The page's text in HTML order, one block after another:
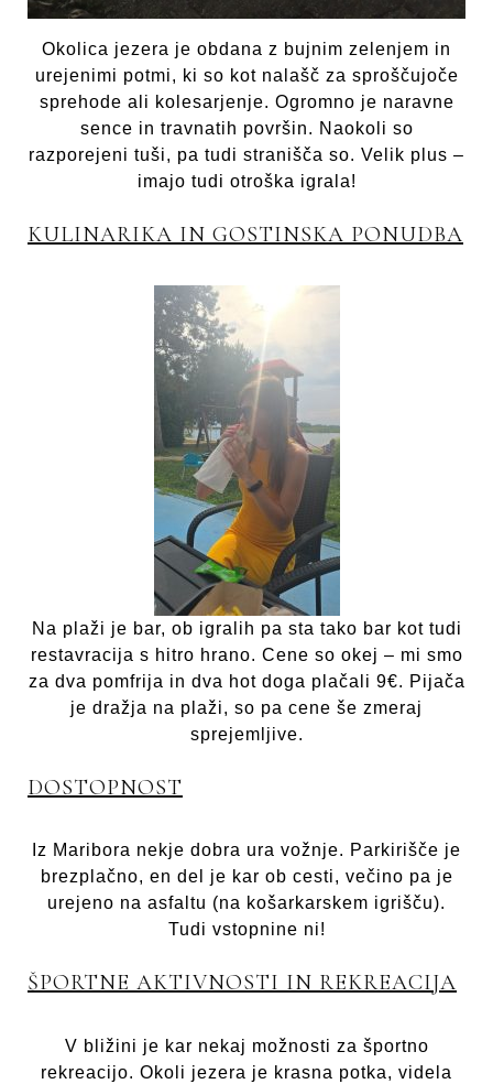
Okolica jezera je obdana z bujnim zelenjem in
urejenimi potmi, ki so kot nalašč za sproščujoče
sprehode ali kolesarjenje. Ogromno je naravne
sence in travnatih površin. Naokoli so
razporejeni tuši, pa tudi stranišča so. Velik plus –
imajo tudi otroška igrala!
KULINARIKA IN GOSTINSKA PONUDBA
Na plaži je bar, ob igralih pa sta tako bar kot tudi
restavracija s hitro hrano. Cene so okej – mi smo
za dva pomfrija in dva hot doga plačali 9€. Pijača
je dražja na plaži, so pa cene še zmeraj
sprejemljive.
DOSTOPNOST
Iz Maribora nekje dobra ura vožnje. Parkirišče je
brezplačno, en del je kar ob cesti, večino pa je
urejeno na asfaltu (na košarkarskem igrišču).
Tudi vstopnine ni!
ŠPORTNE AKTIVNOSTI IN REKREACIJA
V bližini je kar nekaj možnosti za športno
rekreacijo. Okoli jezera je krasna potka, videla